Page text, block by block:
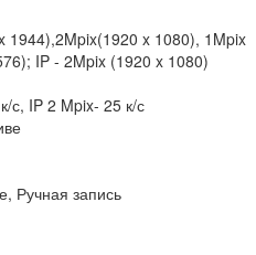
1944),2Mpix(1920 x 1080), 1Mpix
IP - 2Mpix (1920 x 1080)
с, IP 2 Mpix- 25 к/с
Ручная запись